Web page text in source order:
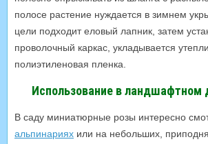
полосе растение нуждается в зимнем
цели подходит еловый лапник, затем
проволочный каркас, укладывается
полиэтиленовая пленка.
Использование в ландшафтном
В саду миниатюрные розы интересно
альпинариях или на небольших,